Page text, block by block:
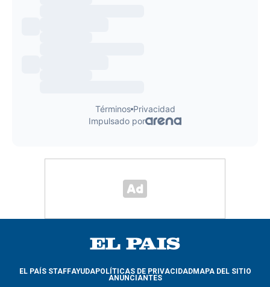
EL PAÍS STAFFAYUDAPOLÍTICAS DE PRIVACIDADMAPA DEL SITIO
ANUNCIANTES